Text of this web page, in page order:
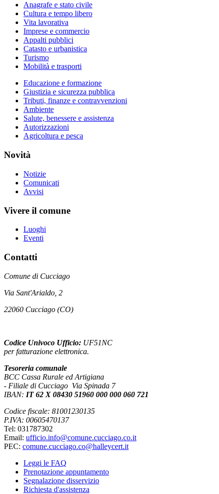
Anagrafe e stato civile
Cultura e tempo libero
Vita lavorativa
Imprese e commercio
Appalti pubblici
Catasto e urbanistica
Turismo
Mobilità e trasporti
Educazione e formazione
Giustizia e sicurezza pubblica
Tributi, finanze e contravvenzioni
Ambiente
Salute, benessere e assistenza
Autorizzazioni
Agricoltura e pesca
Novità
Notizie
Comunicati
Avvisi
Vivere il comune
Luoghi
Eventi
Contatti
Comune di Cucciago
Via Sant'Arialdo, 2
22060 Cucciago (CO)
Codice Univoco Ufficio: UF51NC
per fatturazione elettronica.
Tesoreria comunale
BCC Cassa Rurale ed Artigiana
- Filiale di Cucciago Via Spinada 7
IBAN: IT 62 X 08430 51960 000 000 060 721
Codice fiscale: 81001230135
P.IVA: 00605470137
Tel: 031787302
Email: ufficio.info@comune.cucciago.co.it
PEC: comune.cucciago.co@halleycert.it
Leggi le FAQ
Prenotazione appuntamento
Segnalazione disservizio
Richiesta d'assistenza